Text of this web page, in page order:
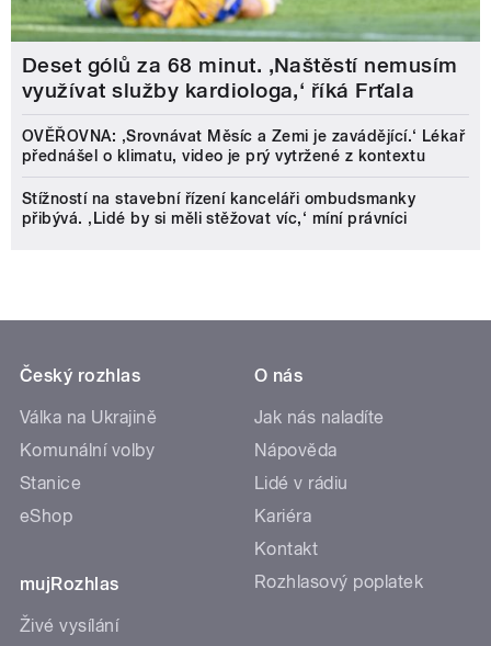
Deset gólů za 68 minut. ,Naštěstí nemusím
využívat služby kardiologa,‘ říká Frťala
OVĚŘOVNA: ‚Srovnávat Měsíc a Zemi je zavádějící.‘ Lékař
přednášel o klimatu, video je prý vytržené z kontextu
Stížností na stavební řízení kanceláři ombudsmanky
přibývá. ‚Lidé by si měli stěžovat víc,‘ míní právníci
Český rozhlas
Válka na Ukrajině
Komunální volby
Stanice
eShop
mujRozhlas
Živé vysílání
O nás
Jak nás naladíte
Nápověda
Lidé v rádiu
Kariéra
Kontakt
Rozhlasový poplatek